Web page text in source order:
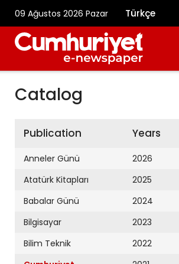
09 Ağustos 2026 Pazar Türkçe
Catalog
Publication
Anneler Günü
Atatürk Kitapları
Babalar Günü
Bilgisayar
Bilim Teknik
Years
2026
2025
2024
2023
2022